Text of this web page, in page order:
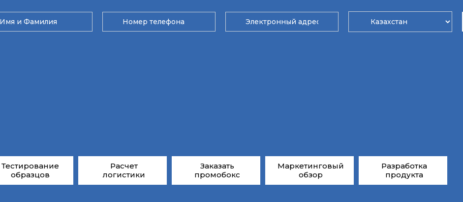
Тестирование
образцов
Расчет
логистики
Заказать
промобокс
Маркетинговый
обзор
Разработка
продукта